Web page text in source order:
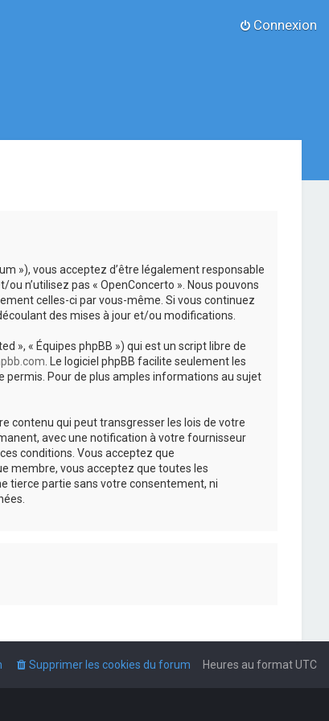
Connexion
»), vous acceptez d’être légalement responsable
n’utilisez pas « OpenConcerto ». Nous pouvons
celles-ci par vous-même. Si vous continuez
des mises à jour et/ou modifications.
», « Équipes phpBB ») qui est un script libre de
. Le logiciel phpBB facilite seulement les
permis. Pour de plus amples informations au sujet
contenu qui peut transgresser les lois de votre
avec une notification à votre fournisseur
conditions. Vous acceptez que
membre, vous acceptez que toutes les
tierce partie sans votre consentement, ni
Heures au formatUTC
Supprimer les cookies du forum